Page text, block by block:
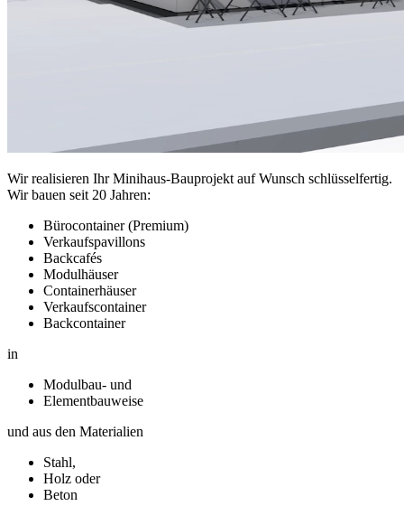
Wir realisieren Ihr Minihaus-Bauprojekt auf Wunsch schlüsselfertig.
Wir bauen seit 20 Jahren:
Bürocontainer (Premium)
Verkaufspavillons
Backcafés
Modulhäuser
Containerhäuser
Verkaufscontainer
Backcontainer
in
Modulbau- und
Elementbauweise
und aus den Materialien
Stahl,
Holz oder
Beton